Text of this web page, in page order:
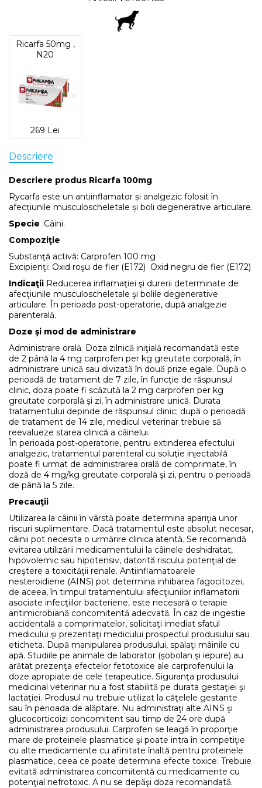
Ricarfa 50mg ,
N20
269 Lei
Descriere
Descriere produs Ricarfa 100mg
Rycarfa este un antiinflamator și analgezic folosit în
afecțiunile musculoscheletale și boli degenerative articulare.
Specie :Câini.
Compoziţie
Substanţă activă: Carprofen 100 mg
Excipienţi: Oxid roşu de fier (E172) Oxid negru de fier (E172)
Indicaţii Reducerea inflamaţiei şi durerii determinate de
afecţiunile musculoscheletale şi bolile degenerative
articulare. În perioada post-operatorie, după analgezie
parenterală.
Doze şi mod de administrare
Administrare orală. Doza zilnică iniţială recomandată este
de 2 până la 4 mg carprofen per kg greutate corporală, în
administrare unică sau divizată în două prize egale. După o
perioadă de tratament de 7 zile, în funcţie de răspunsul
clinic, doza poate fi scăzută la 2 mg carprofen per kg
greutate corporală şi zi, în administrare unică. Durata
tratamentului depinde de răspunsul clinic; după o perioadă
de tratament de 14 zile, medicul veterinar trebuie să
reevalueze starea clinică a câinelui.
În perioada post-operatorie, pentru extinderea efectului
analgezic, tratamentul parenteral cu soluţie injectabilă
poate fi urmat de administrarea orală de comprimate, în
doză de 4 mg/kg greutate corporală şi zi, pentru o perioadă
de până la 5 zile.
Precauţii
Utilizarea la câinii în vârstă poate determina apariţia unor
riscuri suplimentare. Dacă tratamentul este absolut necesar,
câinii pot necesita o urmărire clinica atentă. Se recomandă
evitarea utilizării medicamentului la câinele deshidratat,
hipovolemic sau hipotensiv, datorită riscului potenţial de
creştere a toxicităţii renale. Antiinflamatoarele
nesteroidiene (AINS) pot determina inhibarea fagocitozei,
de aceea, în timpul tratamentului afecţiunilor inflamatorii
asociate infecţiilor bacteriene, este necesară o terapie
antimicrobiană concomitentă adecvată. În caz de ingestie
accidentală a comprimatelor, solicitaţi imediat sfatul
medicului şi prezentaţi medicului prospectul produsului sau
eticheta. După manipularea produsului, spălaţi mâinile cu
apă. Studiile pe animale de laborator (şobolan şi iepure) au
arătat prezenţa efectelor fetotoxice ale carprofenului la
doze apropiate de cele terapeutice. Siguranţa produsului
medicinal veterinar nu a fost stabilită pe durata gestaţiei şi
lactaţiei. Produsul nu trebuie utilizat la căţelele gestante
sau în perioada de alăptare. Nu administraţi alte AINS şi
glucocorticoizi concomitent sau timp de 24 ore după
administrarea produsului. Carprofen se leagă în proporţie
mare de proteinele plasmatice şi poate intra în competiţie
cu alte medicamente cu afinitate înaltă pentru proteinele
plasmatice, ceea ce poate determina efecte toxice. Trebuie
evitată administrarea concomitentă cu medicamente cu
potenţial nefrotoxic. A nu se depăşi doza recomandată.